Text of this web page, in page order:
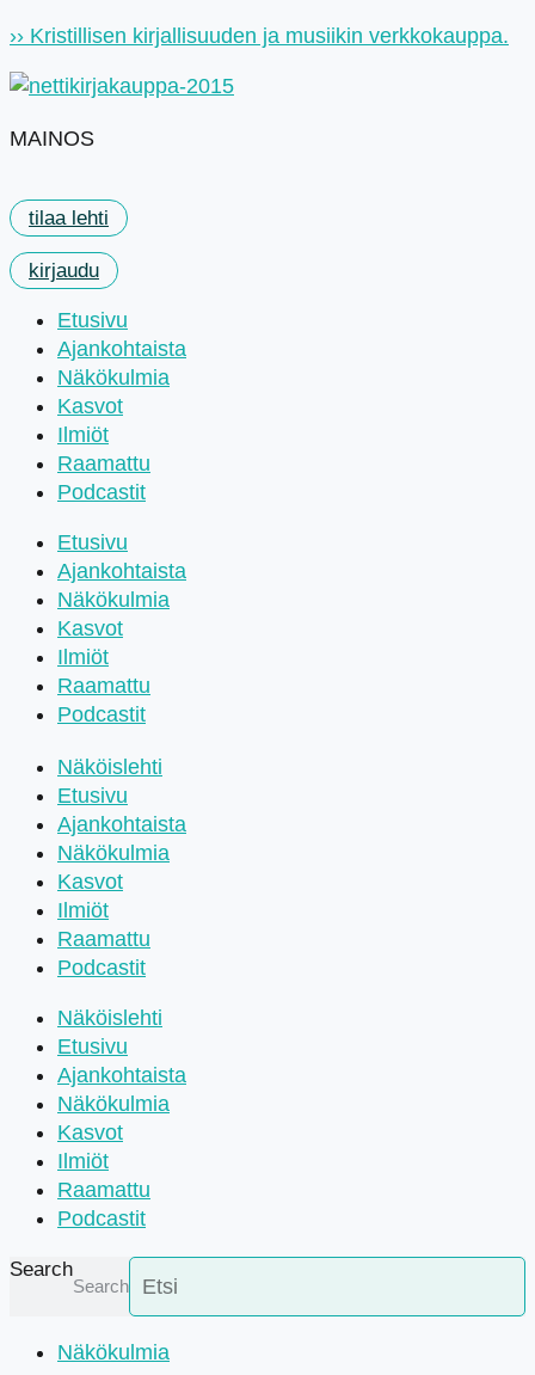
Mene
›› Kristillisen kirjallisuuden ja musiikin verkkokauppa.
MAINOS
tilaa lehti
kirjaudu
Etusivu
Ajankohtaista
Näkökulmia
Kasvot
Ilmiöt
Raamattu
Podcastit
Etusivu
Ajankohtaista
Näkökulmia
Kasvot
Ilmiöt
Raamattu
Podcastit
Näköislehti
Etusivu
Ajankohtaista
Näkökulmia
Kasvot
Ilmiöt
Raamattu
Podcastit
Näköislehti
Etusivu
Ajankohtaista
Näkökulmia
Kasvot
Ilmiöt
Raamattu
Podcastit
Search
Search
Näkökulmia